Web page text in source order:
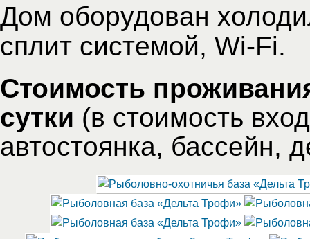
Дом оборудован
сплит системой, Wi-Fi.
Стоимость
сутки (в стоимость
автостоянка, бассейн,